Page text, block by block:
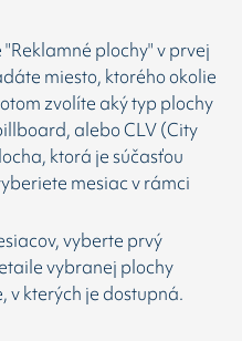
plochy" v prvej
miesto, ktorého okolie
zvolíte aký typ plochy
alebo CLV (City
ktorá je súčasťou
mesiac v rámci
vyberte prvý
vybranej plochy
v kterých je dostupná.